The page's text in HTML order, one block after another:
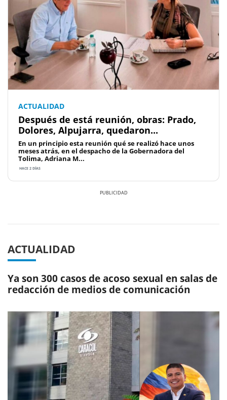
ACTUALIDAD
Después de está reunión, obras: Prado,
Dolores, Alpujarra, quedaron...
En un principio esta reunión qué se realizó hace unos
meses atrás, en el despacho de la Gobernadora del
Tolima, Adriana M...
HACE 2 DÍAS
ACTUALIDAD
Ya son 300 casos de acoso sexual en salas de
redacción de medios de comunicación